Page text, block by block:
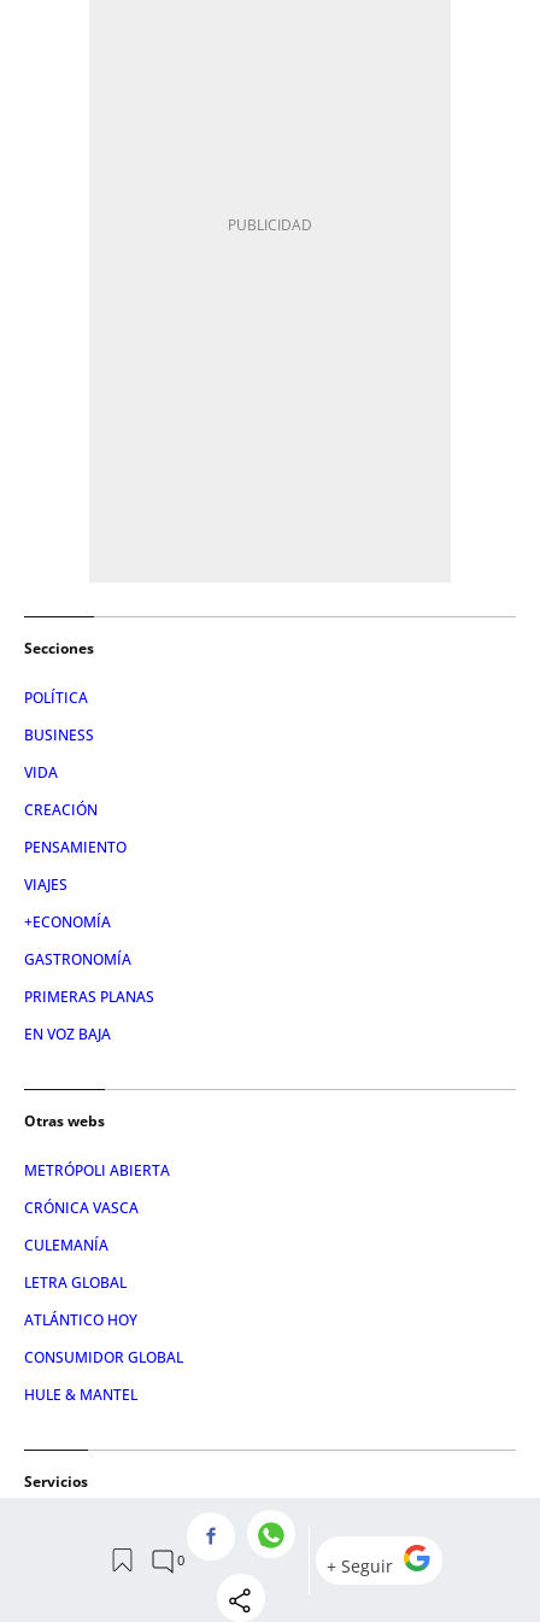
Secciones
POLÍTICA
BUSINESS
VIDA
CREACIÓN
PENSAMIENTO
VIAJES
+ECONOMÍA
GASTRONOMÍA
PRIMERAS PLANAS
EN VOZ BAJA
Otras webs
METRÓPOLI ABIERTA
CRÓNICA VASCA
CULEMANÍA
LETRA GLOBAL
ATLÁNTICO HOY
CONSUMIDOR GLOBAL
HULE & MANTEL
Servicios
AVISO LEGAL